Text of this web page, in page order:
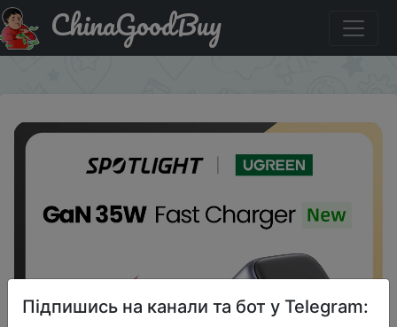
Придбати по знижці UGREEN GaN 35W Fast Charger
ChinaGoodBuy
Підпишись на канали та бот у Telegram: